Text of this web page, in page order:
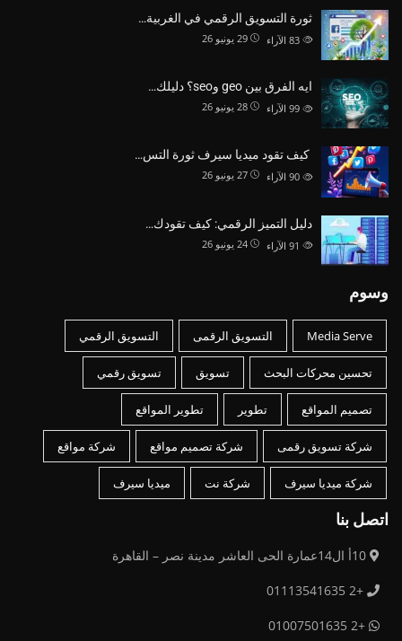
ثورة التسويق الرقمي في الغربية…
29 يونيو 26 الآراء
ايه الفرق بين geo وseo؟ دليلك…
28 يونيو 26 الآراء
كيف تقود ميديا سيرف ثورة التس…
27 يونيو 26 الآراء
دليل التميز الرقمي: كيف تقودك…
24 يونيو 26 الآراء
وسوم
Media Serve التسويق الرقمى التسويق الرقمي
تحسين محركات البحث تسويق تسويق رقمي
تصميم المواقع تطوير تطوير المواقع
شركة تسويق رقمى شركة تصميم مواقع شركة مواقع
شركة ميديا سيرف شركة نت ميديا سيرف
اتصل بنا
+2 01113541635
+2 01007501635